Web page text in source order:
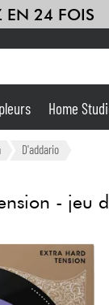
EN 24 FOIS
Amplis & Effets
Home Studio
Batteries & Percu
Home
D'addario
- jeu